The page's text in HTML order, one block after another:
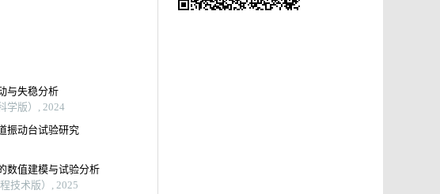
与失稳分析
学版）, 2024
振动台试验研究
数值建模与试验分析
技术版）, 2025